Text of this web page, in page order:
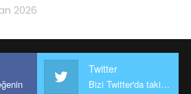
2026
Twitter
Bizi Twitter'da takip edin